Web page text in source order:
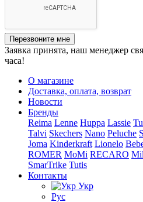
Перезвоните мне
Заявка принята, наш менеджер
часа!
О магазине
Доставка, оплата, возврат
Новости
Бренды
Reima Lenne Huppa Lassie
Talvi Skechers Nano Peluche
Joma Kinderkraft Lionelo
ROMER MoMi RECARO
SmarTrike Tutis
Контакты
Укр
Рус